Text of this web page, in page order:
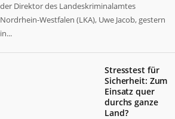
der Direktor des Landeskriminalamtes
Nordrhein-Westfalen (LKA), Uwe Jacob, gestern
in...
Stresstest für
Sicherheit: Zum
Einsatz quer
durchs ganze
Land?